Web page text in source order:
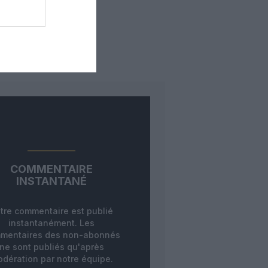
COMMENTAIRE
INSTANTANÉ
commentaire est publié
instantanément. Les
des non-abonnés
ne sont publiés qu'après
par notre équipe.